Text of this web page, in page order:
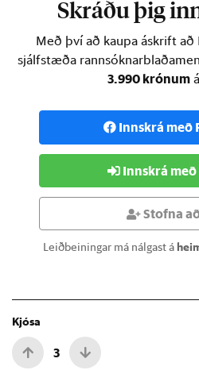
Skráðu þig
Með því að kaupa áskrift
sjálfstæða
3.990 krónum
Innskrá með
Innskrá
Stofna
Leiðbeiningar má nálgast á
Kjósa
3